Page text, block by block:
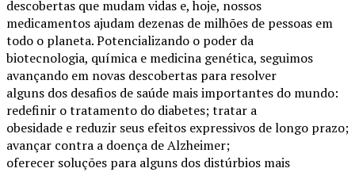
descobertas que mudam vidas e, hoje, nossos
medicamentos ajudam dezenas de milhões de pessoas em
todo o planeta. Potencializando o poder da
biotecnologia, química e medicina genética, seguimos
avançando em novas descobertas para resolver
alguns dos desafios de saúde mais importantes do mundo:
redefinir o tratamento do diabetes; tratar a
obesidade e reduzir seus efeitos expressivos de longo prazo;
avançar contra a doença de Alzheimer;
oferecer soluções para alguns dos distúrbios mais